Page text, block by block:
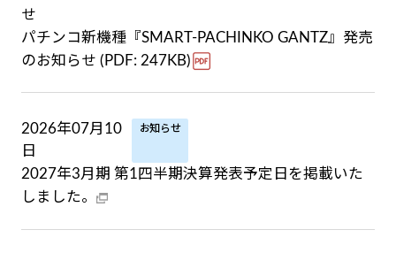
せ
パチンコ新機種『SMART-PACHINKO GANTZ』発売
のお知らせ (PDF: 247KB)
2026年07月10
日
お知らせ
2027年3月期 第1四半期決算発表予定日を掲載いた
しました。